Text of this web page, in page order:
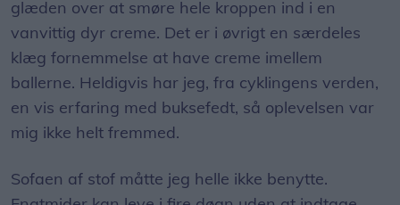
glæden over at smøre hele kroppen ind i en
vanvittig dyr creme. Det er i øvrigt en særdeles
klæg fornemmelse at have creme imellem
ballerne. Heldigvis har jeg, fra cyklingens verden,
en vis erfaring med buksefedt, så oplevelsen var
mig ikke helt fremmed.
Sofaen af stof måtte jeg helle ikke benytte.